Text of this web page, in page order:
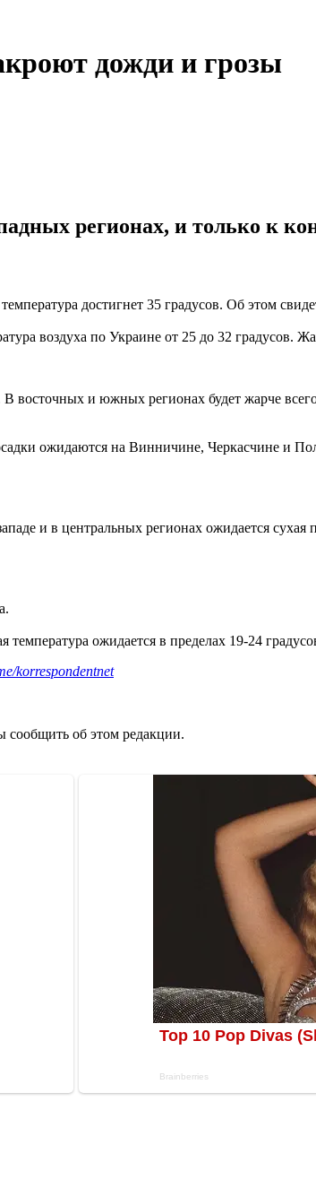
дожди и грозы
регионах, и только к
достигнет 35 градусов. Об этом
воздуха по Украине от 25 до 32 градусов.
восточных и южных регионах будет жарче
ожидаются на Винничине, Черкасчине и
и в центральных регионах ожидается сухая
температура ожидается в пределах 19-24
korrespondentnet
сообщить об этом редакции.